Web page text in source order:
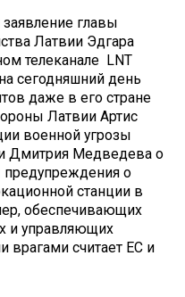
главы
Латвии Эдгара
телеканале LNT
сегодняшний день
даже в его стране
Латвии Артис
военной угрозы
Дмитрия Медведева о
предупреждения о
станции в
обеспечивающих
и управляющих
врагами считает ЕС и